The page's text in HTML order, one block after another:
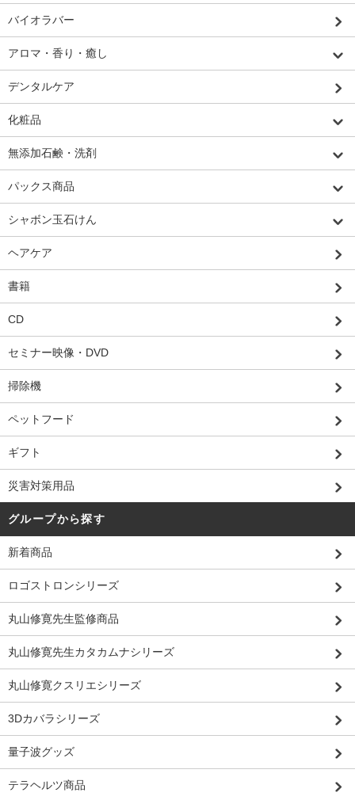
バイオラバー
アロマ・香り・癒し
デンタルケア
化粧品
無添加石鹸・洗剤
パックス商品
シャボン玉石けん
ヘアケア
書籍
CD
セミナー映像・DVD
掃除機
ペットフード
ギフト
災害対策用品
グループから探す
新着商品
ロゴストロンシリーズ
丸山修寛先生監修商品
丸山修寛先生カタカムナシリーズ
丸山修寛クスリエシリーズ
3Dカバラシリーズ
量子波グッズ
テラヘルツ商品